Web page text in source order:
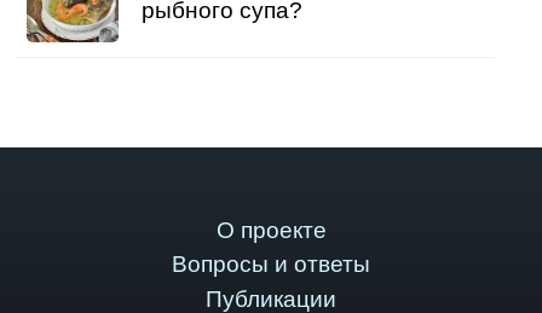
рыбного супа?
О проекте
Вопросы и ответы
Публикации